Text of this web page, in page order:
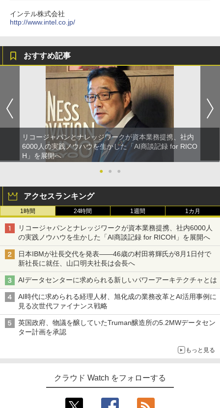
インテル株式会社
http://www.intel.co.jp/
おすすめ記事
リコージャパンとナレッジワークが資本業務提携、社内
6000人の実践ノウハウを生かした「AI商談記録 for RICO
H」を展開へ
●
● ●
アクセスランキング
1時間 24時間 1週間 1カ月
リコージャパンとナレッジワークが資本業務提携、社内6000人
の実践ノウハウを生かした「AI商談記録 for RICOH」を展開へ
日本IBMが社長交代を発表――46歳の村田将輝氏が8月1日付で
新社長に就任、山口明夫社長は会長へ
AIデータセンターに求められる新しいパワーアーキテクチャとは
AI時代に求められる経理人材、旭化成の業務改革とAI活用事例に
見る次世代ファイナンス戦略
英国政府、物議を醸していたTruman醸造所の5.2MWデータセン
ター計画を承認
もっと見る
クラウド Watch をフォローする